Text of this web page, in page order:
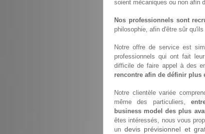
soient mécaniques ou non afin
Nos professionnels sont
philosophie, afin d'être sûr
Notre offre de service est
professionnels qui ont fait
difficile de faire appel à des
rencontre afin de définir plus
Notre clientèle variée
même des particuliers,
business model des plus
êtes intéressés, nous vous
undevis prévisionnel et